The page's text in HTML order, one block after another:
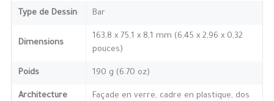
Type de Dessin Bar
Dimensions
163,8 x 75,1 x 8,1 mm (6,45 x 2,96 x 0,32
pouces)
Poids 190 g (6.70 oz)
Architecture
Façade en verre, cadre en plastique, dos